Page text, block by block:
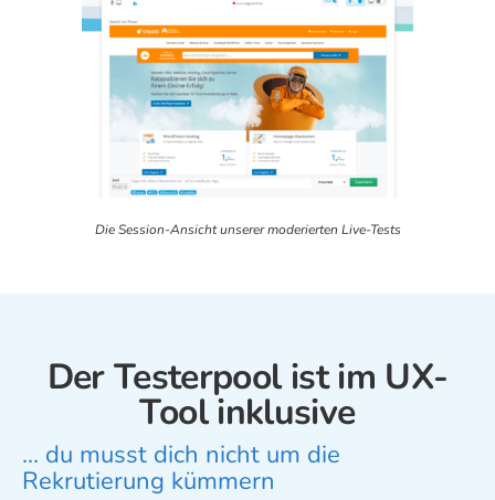
Die Session-Ansicht unserer moderierten Live-Tests
Der Testerpool ist im UX-
Tool inklusive
… du musst dich nicht um die
Rekrutierung kümmern